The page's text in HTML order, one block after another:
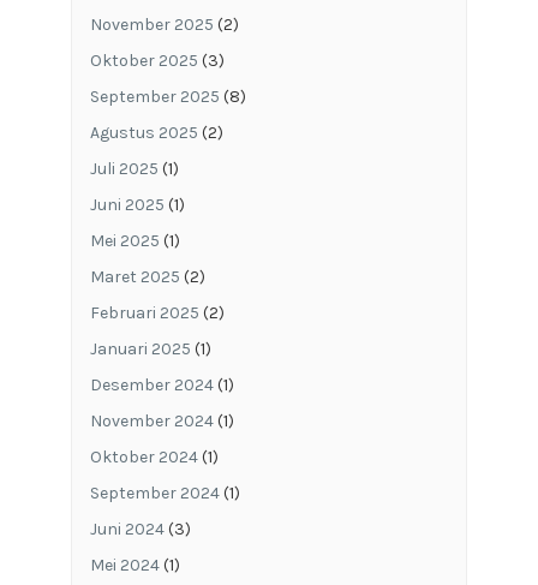
November 2025 (2)
Oktober 2025 (3)
September 2025 (8)
Agustus 2025 (2)
Juli 2025 (1)
Juni 2025 (1)
Mei 2025 (1)
Maret 2025 (2)
Februari 2025 (2)
Januari 2025 (1)
Desember 2024(1)
November 2024(1)
Oktober 2024(1)
September 2024(1)
Juni 2024(3)
Mei 2024(1)